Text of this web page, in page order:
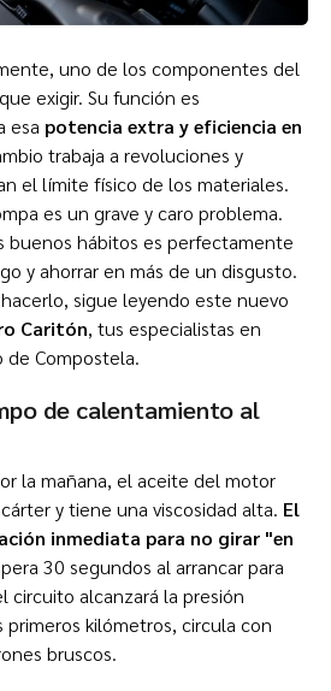
uno de los componentes del
exigir. Su función es
esa potencia extra y eficiencia en
trabaja a revoluciones y
el límite físico de los materiales.
es un grave y caro problema.
buenos hábitos es perfectamente
y ahorrar en más de un disgusto.
sigue leyendo este nuevo
Caritón, tus especialistas en
de Compostela.
de calentamiento al
la mañana, el aceite del motor
y tiene una viscosidad alta. El
inmediata para no girar "en
30 segundos al arrancar para
circuito alcanzará la presión
kilómetros, circula con
bruscos.